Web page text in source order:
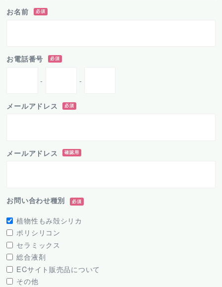
お名前 必須
お電話番号 必須
- -
メールアドレス 必須
メールアドレス 確認用
お問い合わせ種別 必須
植物性もみ殻シリカ
ポリシリコン
セラミックス
総合液剤
ECサイト販売品について
その他